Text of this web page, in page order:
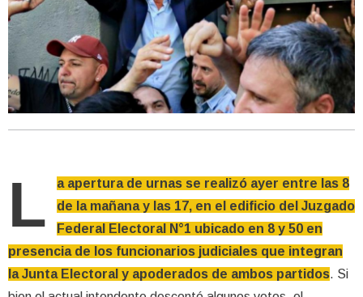
L
a apertura de urnas se realizó ayer entre las 8
de la mañana y las 17, en el edificio del Juzgado
Federal Electoral N°1 ubicado en 8 y 50 en
presencia de los funcionarios judiciales que integran
la Junta Electoral y apoderados de ambos partidos. Si